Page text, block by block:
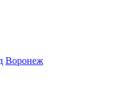
Воронеж